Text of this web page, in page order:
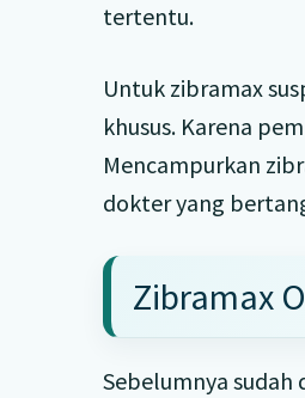
tertentu.
Untuk zibramax
khusus. Karena
Mencampurkan
dokter yang
Zibramax
Sebelumnya